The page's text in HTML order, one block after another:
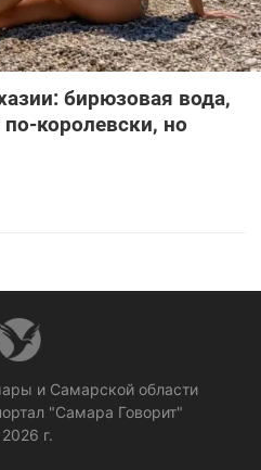
бирюзовая вода,
королевски, но
и Самарской области
"Самара Говорит"
г.